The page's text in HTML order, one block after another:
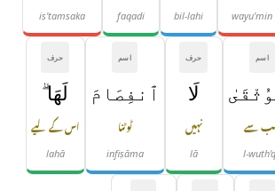
wayu'min
bil-lahi
faqadi
is'tamsaka
اسم
سے
l-
حرف
لَا
نہیں
lā
اسم
ٱنفِصَامَ
ٹوٹنا
infiṣāma
حرف
لَهَا ۗ
اس کے لیے
lahā